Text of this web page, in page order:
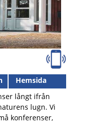
Hemsida
långt ifrån
lugn. Vi
konferenser,